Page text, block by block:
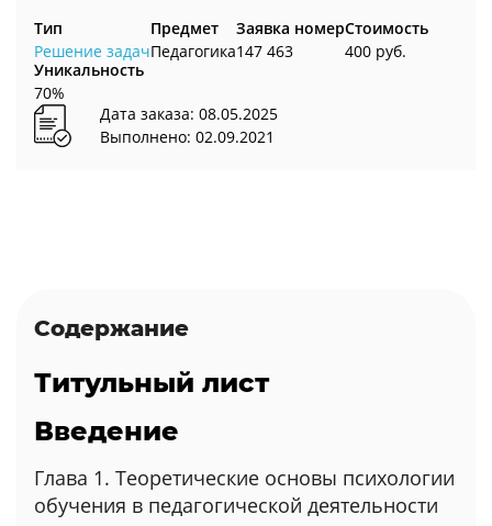
Тип
Решение задач
Предмет
Педагогика
Заявка номер
147 463
Стоимость
400 руб.
Уникальность
70%
Дата заказа: 08.05.2025
Выполнено: 02.09.2021
Содержание
Титульный лист
Введение
Глава 1. Теоретические основы психологии
обучения в педагогической деятельности